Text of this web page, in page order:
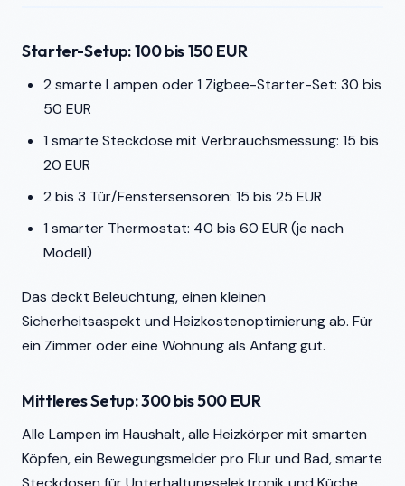
Starter-Setup: 100 bis 150 EUR
2 smarte Lampen oder 1 Zigbee-Starter-Set: 30 bis
50 EUR
1 smarte Steckdose mit Verbrauchsmessung: 15 bis
20 EUR
2 bis 3 Tür/Fenstersensoren: 15 bis 25 EUR
1 smarter Thermostat: 40 bis 60 EUR (je nach
Modell)
Das deckt Beleuchtung, einen kleinen
Sicherheitsaspekt und Heizkostenoptimierung ab. Für
ein Zimmer oder eine Wohnung als Anfang gut.
Mittleres Setup: 300 bis 500 EUR
Alle Lampen im Haushalt, alle Heizkörper mit smarten
Köpfen, ein Bewegungsmelder pro Flur und Bad, smarte